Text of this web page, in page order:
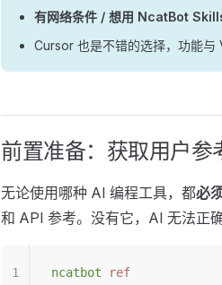
有网络条件 / 想用 NcatBot
Cursor 也是不错的选择，功能
前置准备：获取用户参
无论使用哪种 AI 编程工具，都必
和 API 参考。没有它，AI 无法正
ncatbot ref